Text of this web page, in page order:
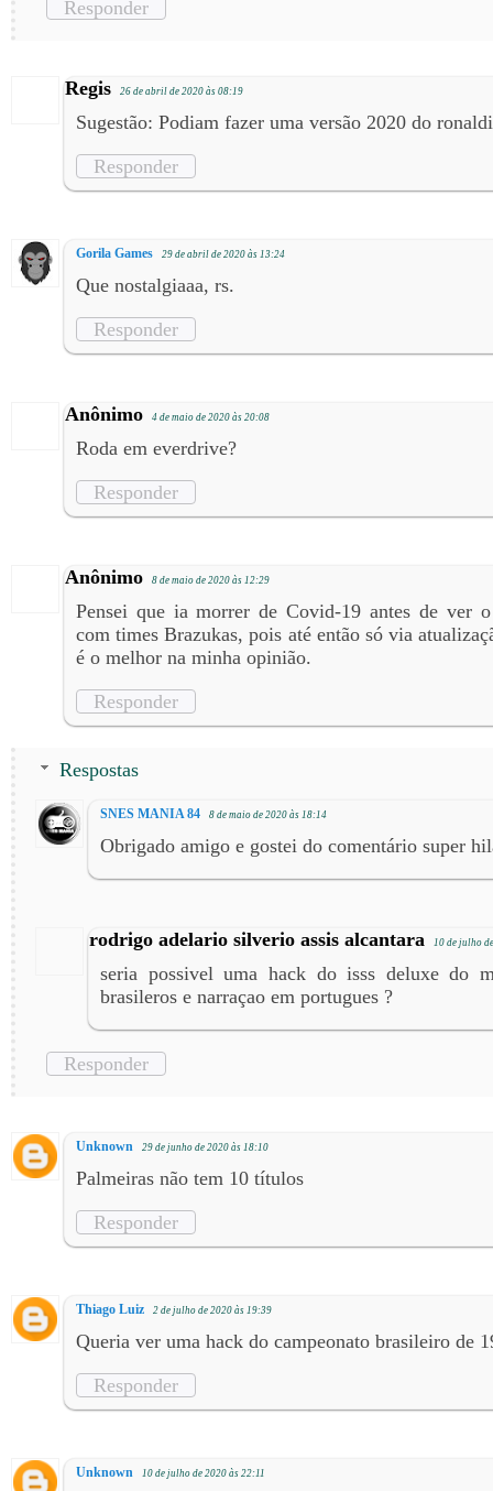
Responder
Regis 26 de abril de 2020 às 08:19
Sugestão: Podiam fazer uma versão 2020 do
Responder
Gorila Games 29 de abril de 2020 às 13:24
Que nostalgiaaa, rs.
Responder
Anônimo 4 de maio de 2020 às 20:08
Roda em everdrive?
Responder
Anônimo 8 de maio de 2020 às 12:29
Pensei que ia morrer de Covid-19 antes de ver
com times Brazukas, pois até então só via
é o melhor na minha opinião.
Responder
Respostas
SNES MANIA 84 8 de maio de 2020 às 18:14
Obrigado amigo e gostei do comentário super
rodrigo adelario silverio assis alcantara 10 de julho
seria possivel uma hack do isss deluxe do
brasileros e narraçao em portugues ?
Responder
Unknown 29 de junho de 2020 às 18:10
Palmeiras não tem 10 títulos
Responder
Thiago Luiz 2 de julho de 2020 às 19:39
Queria ver uma hack do campeonato brasileiro de
Responder
Unknown 10 de julho de 2020 às 22:11